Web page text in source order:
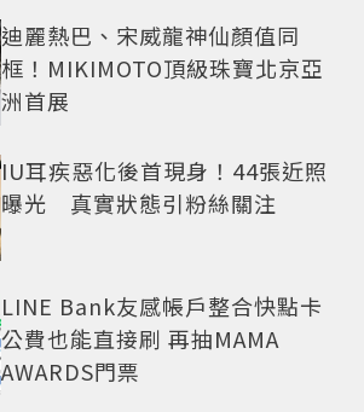
迪麗熱巴、宋威龍神仙顏值同
框！MIKIMOTO頂級珠寶北京亞
洲首展
IU耳疾惡化後首現身！44張近照
曝光 真實狀態引粉絲關注
LINE Bank友感帳戶整合快點卡
公費也能直接刷 再抽MAMA
AWARDS門票